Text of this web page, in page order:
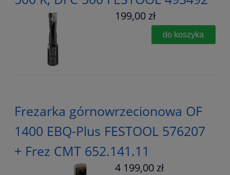
199,00 zł
do koszyka
Frezarka górnowrzecionowa OF
1400 EBQ-Plus FESTOOL 576207
+ Frez CMT 652.141.11
4 199,00 zł